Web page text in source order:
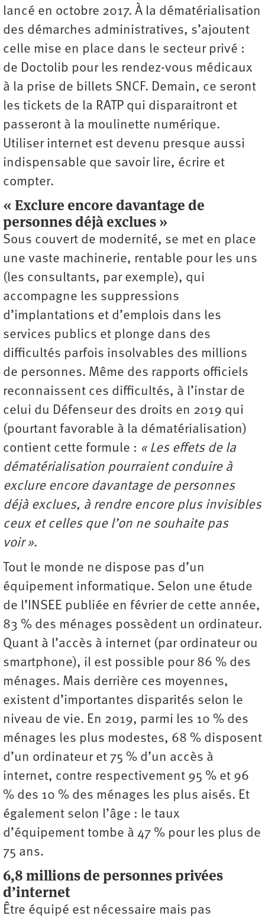
lancé en octobre 2017. À la dématérialisation
des démarches administratives, s’ajoutent
celle mise en place dans le secteur privé :
de Doctolib pour les rendez-vous médicaux
à la prise de billets SNCF. Demain, ce seront
les tickets de la RATP qui disparaitront et
passeront à la moulinette numérique.
Utiliser internet est devenu presque aussi
indispensable que savoir lire, écrire et
compter.
« Exclure encore davantage de
personnes déjà exclues »
Sous couvert de modernité, se met en place
une vaste machinerie, rentable pour les uns
(les consultants, par exemple), qui
accompagne les suppressions
d’implantations et d’emplois dans les
services publics et plonge dans des
difficultés parfois insolvables des millions
de personnes. Même des rapports officiels
reconnaissent ces difficultés, à l’instar de
celui du Défenseur des droits en 2019 qui
(pourtant favorable à la dématérialisation)
contient cette formule : « Les effets de la
dématérialisation pourraient conduire à
exclure encore davantage de personnes
déjà exclues, à rendre encore plus invisibles
ceux et celles que l’on ne souhaite pas
voir ».
Tout le monde ne dispose pas d’un
équipement informatique. Selon une étude
de l’INSEE publiée en février de cette année,
83 % des ménages possèdent un ordinateur.
Quant à l’accès à internet (par ordinateur ou
smartphone), il est possible pour 86 % des
ménages. Mais derrière ces moyennes,
existent d’importantes disparités selon le
niveau de vie. En 2019, parmi les 10 % des
ménages les plus modestes, 68 % disposent
d’un ordinateur et 75 % d’un accès à
internet, contre respectivement 95 % et 96
% des 10 % des ménages les plus aisés. Et
également selon l’âge : le taux
d’équipement tombe à 47 % pour les plus de
75 ans.
6,8 millions de personnes privées
d’internet
Être équipé est nécessaire mais pas